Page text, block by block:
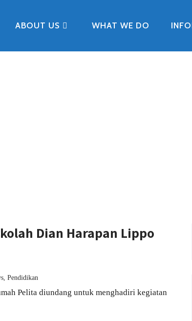
ABOUT US WHAT WE DO
Dian Harapan Lippo
, Pendidikan
Pelita diundang untuk menghadiri kegiatan